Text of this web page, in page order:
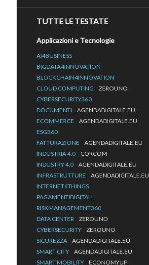
TUTTE LE TESTATE
Applicazioni e Tecnologie
AI4BUSINESS
BIGDATA4INNOVATION
BLOCKCHAIN4INNOVATION
CLOUD COMPUTING
ZEROUNO
CYBERSECURITY360
DOCUMENTI
AGENDADIGITALE.EU
ECOMMERCE
AGENDADIGITALE.EU
ESG360
FATTURAZIONE
AGENDADIGITALE.EU
INDUSTRIA 4.0
CORCOM
INDUSTRY 4.0
AGENDADIGITALE.EU
INFRASTRUTTURE
AGENDADIGITALE.EU
INTERNET4THINGS
PAGAMENTIDIGITALI
RISKMANAGEMENT360
DATA CENTER
ZEROUNO
CYBERSECURITY
ZEROUNO
SICUREZZA
AGENDADIGITALE.EU
SMART CITY
AGENDADIGITALE.EU
SMART MOBILITY
ECONOMYUP